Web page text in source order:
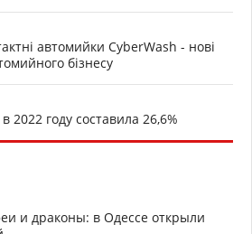
автомийки CyberWash - нові
бізнесу
году составила 26,6%
и драконы: в Одессе открыли